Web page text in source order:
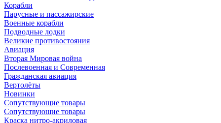
Корабли
Парусные и пассажирские
Военные корабли
Подводные лодки
Великие противостояния
Авиация
Вторая Мировая война
Послевоенная и Современная
Гражданская авиация
Вертолёты
Новинки
Сопутствующие товары
Сопутствующие товары
Краска нитро-акриловая